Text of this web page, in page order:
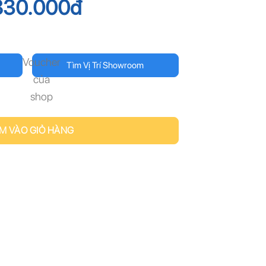
đ
Tìm Vị Trí Showroom
Voucher
của
shop
VÀO GIỎ HÀNG